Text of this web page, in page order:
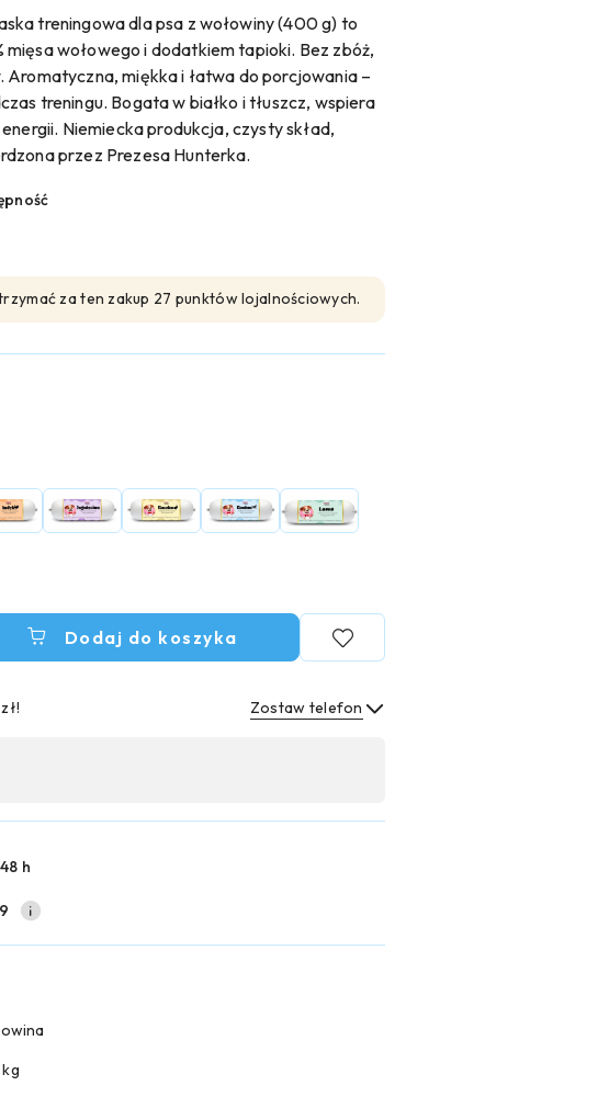
treningowa dla psa z wołowiny (400 g) to
mięsa wołowego i dodatkiem tapioki. Bez zbóż,
miękka i łatwa do porcjowania –
treningu. Bogata w białko i tłuszcz, wspiera
Niemiecka produkcja, czysty skład,
przez Prezesa Hunterka.
za ten zakup 27 punktów lojalnościowych.
Dodaj do koszyka
Zostaw telefon
h